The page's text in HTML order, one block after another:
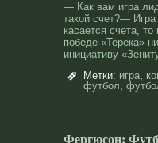
— Как вам игра
такой счет?— Игра
касается счета, то
победе «Терека»
инициативу
Метки: игра,
футбол,
Фергюсон: